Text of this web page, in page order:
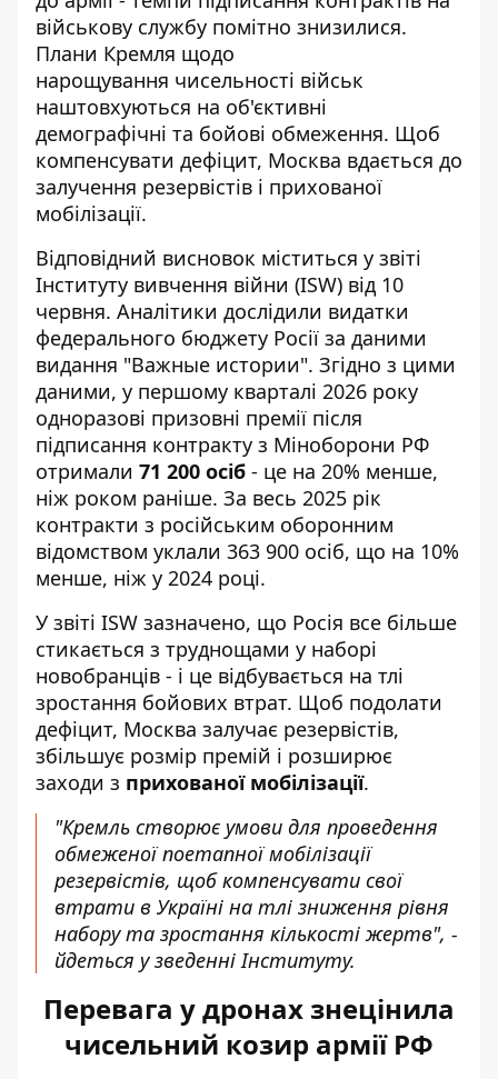
військову службу помітно знизилися.
Плани Кремля щодо
нарощування чисельності військ
наштовхуються на об'єктивні
демографічні та бойові обмеження. Щоб
компенсувати дефіцит, Москва вдається до
залучення резервістів і прихованої
мобілізації.
Відповідний висновок міститься у звіті
Інституту вивчення війни (ISW) від 10
червня. Аналітики дослідили видатки
федерального бюджету Росії за даними
видання "Важные истории". Згідно з цими
даними, у першому кварталі 2026 року
одноразові призовні премії після
підписання контракту з Міноборони РФ
отримали 71 200 осіб - це на 20% менше,
ніж роком раніше. За весь 2025 рік
контракти з російським оборонним
відомством уклали 363 900 осіб, що на 10%
менше, ніж у 2024 році.
У звіті ISW зазначено, що Росія все більше
стикається з труднощами у наборі
новобранців - і це відбувається на тлі
зростання бойових втрат. Щоб подолати
дефіцит, Москва залучає резервістів,
збільшує розмір премій і розширює
заходи з прихованої мобілізації.
"Кремль створює умови для проведення
обмеженої поетапної мобілізації
резервістів, щоб компенсувати свої
втрати в Україні на тлі зниження рівня
набору та зростання кількості жертв", -
йдеться у зведенні Інституту.
Перевага у дронах знецінила
чисельний козир армії РФ